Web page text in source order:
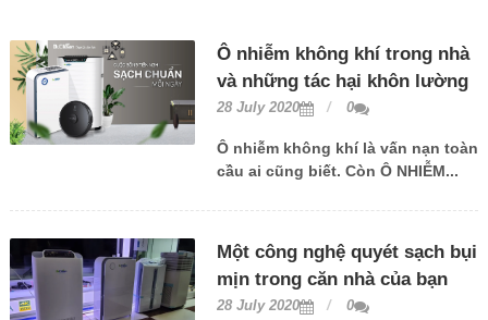
Ô nhiễm không khí trong nhà
và những tác hại khôn lường
28 July 2020 0
Ô nhiễm không khí là vấn nạn toàn
cầu ai cũng biết. Còn Ô NHIỄM...
Một công nghệ quyét sạch bụi
mịn trong căn nhà của bạn
28 July 2020 0